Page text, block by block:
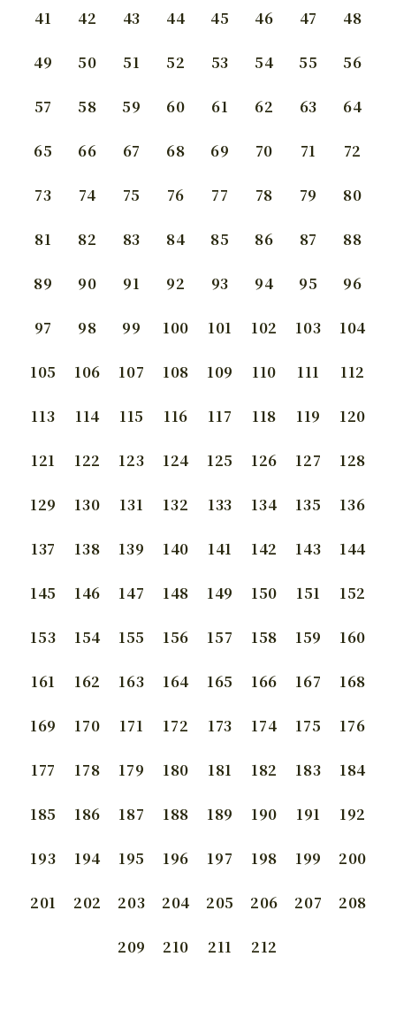
41 42 43 44 45 46 47 48
49 50 51 52 53 54 55 56
57 58 59 60 61 62 63 64
65 66 67 68 69 70 71 72
73 74 75 76 77 78 79 80
81 82 83 84 85 86 87 88
89 90 91 92 93 94 95 96
97 98 99 100 101 102 103 104
105 106 107 108 109 110 111 112
113 114 115 116 117 118 119 120
121 122 123 124 125 126 127 128
129 130 131 132 133 134 135 136
137 138 139 140 141 142 143 144
145 146 147 148 149 150 151 152
153 154 155 156 157 158 159 160
161 162 163 164 165 166 167 168
169 170 171 172 173 174 175 176
177 178 179 180 181 182 183 184
185 186 187 188 189 190 191 192
193 194 195 196 197 198 199 200
201 202 203 204 205 206 207 208
209 210 211 212